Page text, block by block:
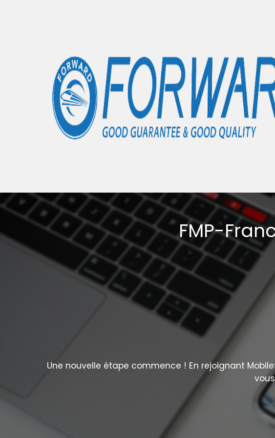
Accueil
Articles Honor 8X- 0 éléments
FMP-
Une nouvelle étape commence ! En rejoignant